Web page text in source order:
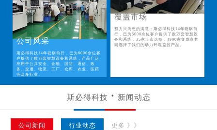
公司风采
斯必得科技14年砥砺前行，已为6000余位客
户提供了数万套智慧设备和系统，产品广泛
应用于公共安全、金融、国防、通信、政
务、交通、物流、工厂、仓库、农业、医药
等众多行业。
覆盖市场
努力只为您的满意；斯必得科技14年砥砺前
行，已为6000余位客户提供了数万套智慧设
备和系统，35家上市选择，4900家集成商共
同选择了我们的动力环境监控产品。
斯必得科技 新闻动态
公司新闻 行业动态 更多 》》